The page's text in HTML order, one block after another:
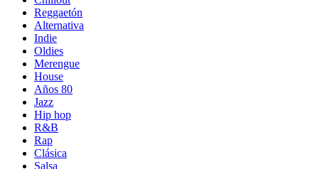
Reggaetón
Alternativa
Indie
Oldies
Merengue
House
Años 80
Jazz
Hip hop
R&B
Rap
Clásica
Salsa